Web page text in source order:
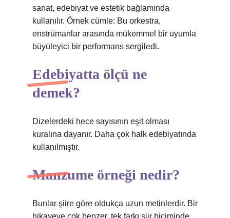
sanat, edebiyat ve estetik bağlamında
kullanılır. Örnek cümle: Bu orkestra,
enstrümanlar arasında mükemmel bir uyumla
büyüleyici bir performans sergiledi.
Edebiyatta ölçü ne
demek?
Dizelerdeki hece sayısının eşit olması
kuralına dayanır. Daha çok halk edebiyatında
kullanılmıştır.
Manzume örneği nedir?
Bunlar şiire göre oldukça uzun metinlerdir. Bir
hikayeye çok benzer, tek farkı şiir biçiminde